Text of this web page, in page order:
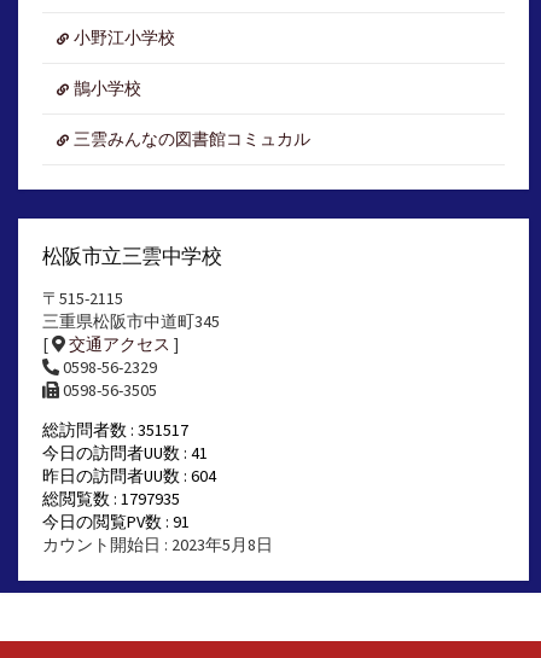
小野江小学校
鵲小学校
三雲みんなの図書館コミュカル
松阪市立三雲中学校
〒515-2115
三重県松阪市中道町345
[
交通アクセス ]
0598-56-2329
0598-56-3505
総訪問者数 : 351517
今日の訪問者UU数 : 41
昨日の訪問者UU数 : 604
総閲覧数 : 1797935
今日の閲覧PV数 : 91
カウント開始日 : 2023年5月8日